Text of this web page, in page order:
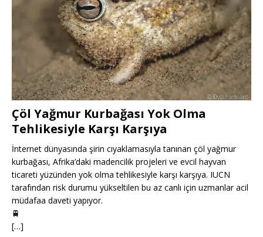
Çöl Yağmur Kurbağası Yok Olma
Tehlikesiyle Karşı Karşıya
İnternet dünyasında şirin cıyaklamasıyla tanınan çöl yağmur
kurbağası, Afrika’daki madencilik projeleri ve evcil hayvan
ticareti yüzünden yok olma tehlikesiyle karşı karşıya. IUCN
tarafından risk durumu yükseltilen bu az canlı için uzmanlar acil
müdafaa daveti yapıyor.
🚆
[…]